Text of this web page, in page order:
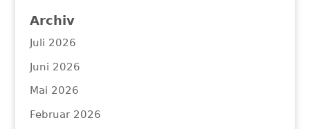
Archiv
Juli 2026
Juni 2026
Mai 2026
Februar 2026